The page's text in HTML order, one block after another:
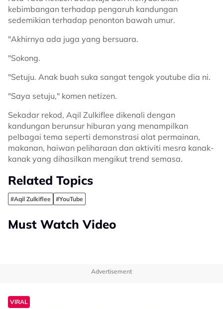
kebimbangan terhadap pengaruh kandungan
sedemikian terhadap penonton bawah umur.
"Akhirnya ada juga yang bersuara.
"Sokong.
"Setuju. Anak buah suka sangat tengok youtube dia ni.
"Saya setuju," komen netizen.
Sekadar rekod, Aqil Zulkiflee dikenali dengan
kandungan berunsur hiburan yang menampilkan
pelbagai tema seperti demonstrasi alat permainan,
makanan, haiwan peliharaan dan aktiviti mesra kanak-
kanak yang dihasilkan mengikut trend semasa.
Related Topics
#Aqil Zulkiflee #YouTube
Must Watch Video
Advertisement
VIRAL